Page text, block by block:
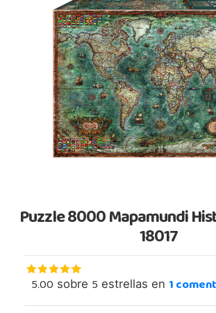
Puzzle 8000 Mapamundi
18017
5.00 sobre 5 estrellas en 1